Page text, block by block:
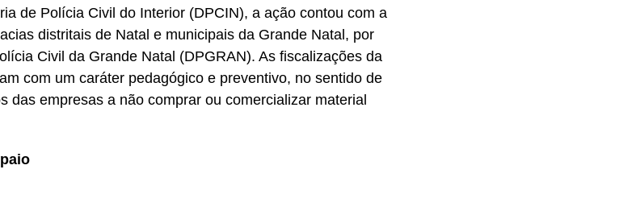
de Polícia Civil do Interior (DPCIN), a ação contou com a
distritais de Natal e municipais da Grande Natal, por
Civil da Grande Natal (DPGRAN). As fiscalizações da
com um caráter pedagógico e preventivo, no sentido de
das empresas a não comprar ou comercializar material